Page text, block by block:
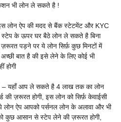
भी लोन ले सकते है !
लोन ऐप की मदद से बैंक स्टेटमेंट और KYC
के ऊपर घर बैठे लोन ले सकते है बिना
पड़ने पर ये लोन सिर्फ़ कुछ मिनटों में
बात है की इसे लेने के लिए कोई भी
होगी
– यहाँ आप ले सकते है 4 लाख तक का लोन
ज़रूरत होगी, इस लोन को सिर्फ़ केवाईसी
ऐप आपको पर्सनल लोन के अलावा और भी
कुछ आसान से स्टेप लेने की ज़रूरत होगी,